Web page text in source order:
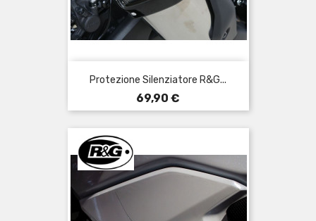
Protezione Silenziatore R&G...
Prezzo
69,90 €